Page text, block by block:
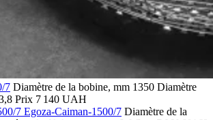
7 Diamètre de la bobine, mm 1350 Diamètre
Prix 7 140 UAH
Egoza-Caiman-1500/7 Diamètre de la